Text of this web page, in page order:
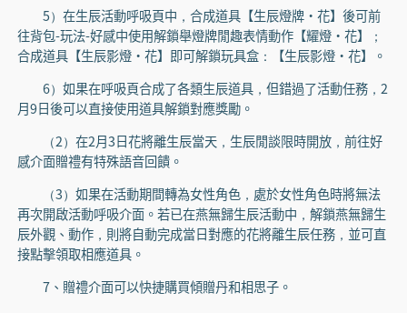
5）在生辰活動呼吸頁中，合成道具【生辰燈牌·花】後可前
往背包-玩法-好感中使用解鎖舉燈牌閒趣表情動作【耀燈·花】；
合成道具【生辰影燈·花】即可解鎖玩具盒：【生辰影燈·花】。
6）如果在呼吸頁合成了各類生辰道具，但錯過了活動任務，2
月9日後可以直接使用道具解鎖對應獎勵。
（2）在2月3日花將離生辰當天，生辰閒談限時開放，前往好
感介面贈禮有特殊語音回饋。
（3）如果在活動期間轉為女性角色，處於女性角色時將無法
再次開啟活動呼吸介面。若已在燕無歸生辰活動中，解鎖燕無歸生
辰外觀、動作，則將自動完成當日對應的花將離生辰任務，並可直
接點擊領取相應道具。
7、贈禮介面可以快捷購買傾贈丹和相思子。